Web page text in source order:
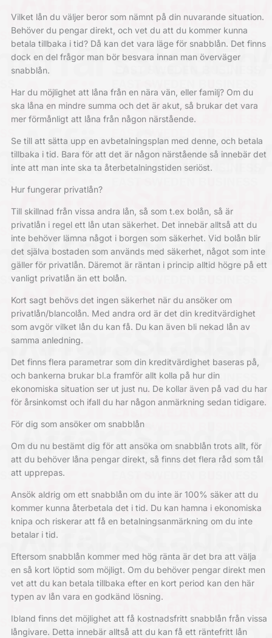
Vilket lån du väljer beror som nämnt på din nuvarande situation.
Behöver du pengar direkt, och vet du att du kommer kunna
betala tillbaka i tid? Då kan det vara läge för snabblån. Det finns
dock en del frågor man bör besvara innan man överväger
snabblån.
Har du möjlighet att låna från en nära vän, eller familj? Om du
ska låna en mindre summa och det är akut, så brukar det vara
mer förmånligt att låna från någon närstående.
Se till att sätta upp en avbetalningsplan med denne, och betala
tillbaka i tid. Bara för att det är någon närstående så innebär det
inte att man inte ska ta återbetalningstiden seriöst.
Hur fungerar privatlån?
Till skillnad från vissa andra lån, så som t.ex bolån, så är
privatlån i regel ett lån utan säkerhet. Det innebär alltså att du
inte behöver lämna något i borgen som säkerhet. Vid bolån blir
det själva bostaden som används med säkerhet, något som inte
gäller för privatlån. Däremot är räntan i princip alltid högre på ett
vanligt privatlån än ett bolån.
Kort sagt behövs det ingen säkerhet när du ansöker om
privatlån/blancolån. Med andra ord är det din kreditvärdighet
som avgör vilket lån du kan få. Du kan även bli nekad lån av
samma anledning.
Det finns flera parametrar som din kreditvärdighet baseras på,
och bankerna brukar bl.a framför allt kolla på hur din
ekonomiska situation ser ut just nu. De kollar även på vad du har
för årsinkomst och ifall du har någon anmärkning sedan tidigare.
För dig som ansöker om snabblån
Om du nu bestämt dig för att ansöka om snabblån trots allt, för
att du behöver låna pengar direkt, så finns det flera råd som tål
att upprepas.
Ansök aldrig om ett snabblån om du inte är 100% säker att du
kommer kunna återbetala det i tid. Du kan hamna i ekonomiska
knipa och riskerar att få en betalningsanmärkning om du inte
betalar i tid.
Eftersom snabblån kommer med hög ränta är det bra att välja
en så kort löptid som möjligt. Om du behöver pengar direkt men
vet att du kan betala tillbaka efter en kort period kan den här
typen av lån vara en godkänd lösning.
Ibland finns det möjlighet att få kostnadsfritt snabblån från vissa
långivare. Detta innebär alltså att du kan få ett räntefritt lån